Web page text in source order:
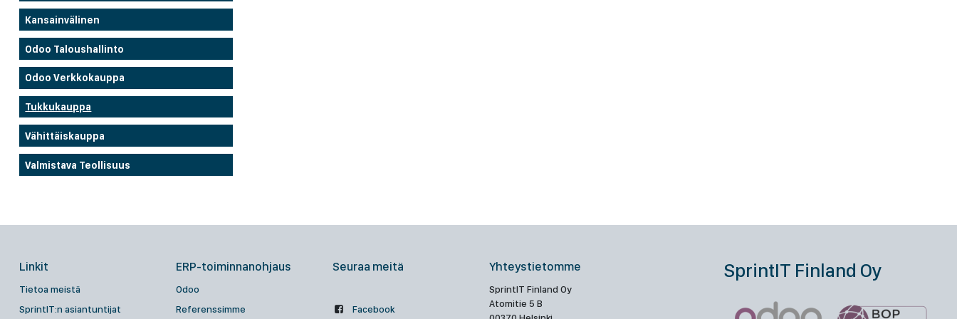
Kansainvälinen
Odoo Taloushallinto
Odoo Verkkokauppa
Tukkukauppa
Vähittäiskauppa
Valmistava Teollisuus
Linkit
Tietoa meistä
SprintIT:n asiantuntijat
ERP-toiminnanohjaus
Odoo
Referenssimme
Seuraa meitä
Facebook
Yhteystietomme
SprintIT Finland Oy
Atomitie 5 B
SprintIT Finland Oy